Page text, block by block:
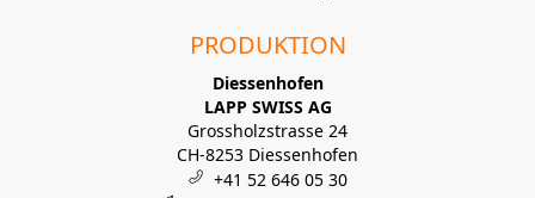
PRODUKTION
Diessenhofen
LAPP SWISS AG
Grossholzstrasse 24
CH-8253 Diessenhofen
+41 52 646 05 30